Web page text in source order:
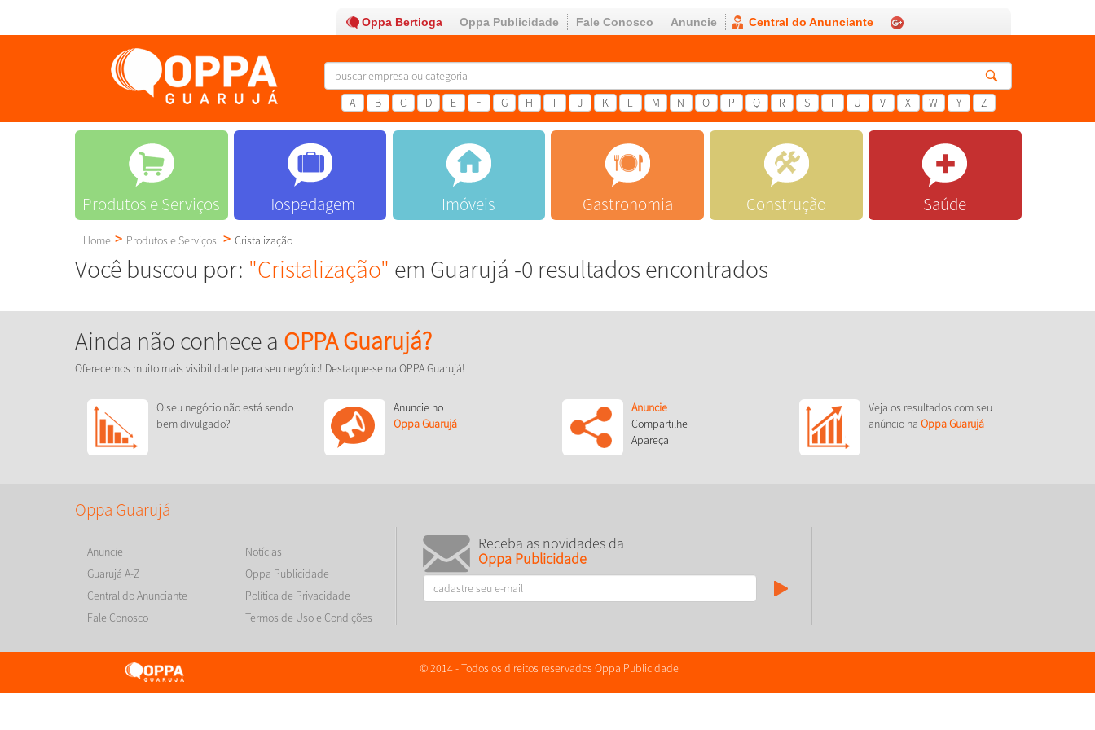
Oppa Bertioga Oppa Publicidade Fale Conosco Anuncie Central do Anunciante
A B C D E F G H I J K L M N O P Q R S T U V X W Y Z
Produtos e Serviços Hospedagem Imóveis Gastronomia Construção Saúde
Home Produtos e Serviços Cristalização
Você buscou por: "Cristalização" em Guarujá -0 resultados encontrados
Ainda não conhece a OPPA Guarujá?
Oferecemos muito mais visibilidade para seu negócio! Destaque-se na OPPA Guarujá!
O seu negócio não está sendo
bem divulgado?
Anuncie no
Oppa Guarujá
Anuncie
Compartilhe
Apareça
Veja os resultados com seu
anúncio na Oppa Guarujá
Oppa Guarujá
Anuncie
Guarujá A-Z
Central do Anunciante
Fale Conosco
Notícias
Oppa Publicidade
Política de Privacidade
Termos de Uso e Condições
Receba as novidades da
Oppa Publicidade
© 2014 - Todos os direitos reservados Oppa Publicidade